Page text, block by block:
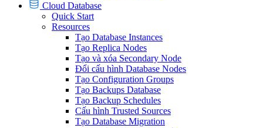
Cloud Database
Quick Start
Resources
Tạo Database Instances
Tạo Replica Nodes
Tạo và xóa Secondary Node
Đổi cấu hình Database Nodes
Tạo Configuration Groups
Tạo Backups Database
Tạo Backup Schedules
Cấu hình Trusted Sources
Tạo Database Migration